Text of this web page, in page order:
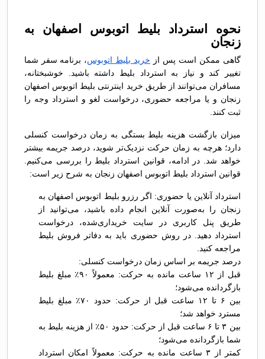
نحوه استرداد بلیط اتوبوس اصفهان به
زنجان
گاهی ممکن است پس از خرید بلیط اتوبوس، برنامه سفر شما
تغییر کند و نیاز به استرداد بلیط داشته باشید. خوشبختانه،
مسافران می‌توانند از طریق خرید اینترنتی بلیط اتوبوس اصفهان
زنجان و یا مراجعه حضوری، درخواست لغو و استرداد وجه را
ثبت کنند.
میزان بازگشت هزینه بلیط بستگی به زمان درخواست کنسلی
دارد؛ هرچه به زمان حرکت نزدیک‌تر شوید، درصد جریمه بیشتر
خواهد شد. در ادامه، قوانین استرداد بلیط را بررسی می‌کنیم.
قوانین استرداد بلیط اتوبوس اصفهان زنجان به شرح زیر است:
استرداد آنلاین یا حضوری: اگر رزرو بلیط اتوبوس اصفهان به
زنجان را به‌صورت آنلاین انجام داده باشید، می‌توانید از
طریق پنل کاربری در سایت خریداری‌شده، درخواست
استرداد دهید. در روش حضوری باید به دفاتر فروش بلیط
مراجعه کنید.
درصد جریمه بر اساس زمان درخواست کنسلی:
قبل از ۱۲ ساعت مانده به حرکت: معمولاً ۹۰٪ مبلغ بلیط
بازگردانده می‌شود؛
بین ۶ تا ۱۲ ساعت قبل از حرکت: حدود ۷۰٪ مبلغ بلیط
مسترد خواهد شد؛
بین ۳ تا ۶ ساعت قبل از حرکت: حدود ۵۰٪ از هزینه بلیط به
شما بازگردانده می‌شود؛
کمتر از ۳ ساعت مانده به حرکت: معمولاً امکان استرداد